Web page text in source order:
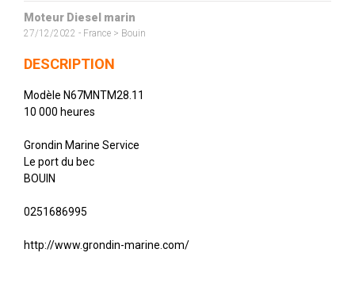
Moteur Diesel marin
27/12/2022 - France > Bouin
DESCRIPTION
Modèle N67MNTM28.11
10 000 heures
Grondin Marine Service
Le port du bec
BOUIN
0251686995
http://www.grondin-marine.com/